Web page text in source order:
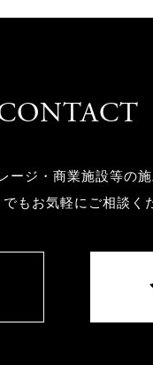
ージ・商業施設等の
もお気軽にご相談く